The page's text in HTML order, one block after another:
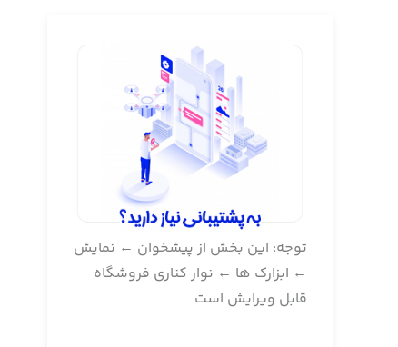
توجه: این بخش از پیشخوان ← نمایش
← ابزارک ها ← نوار کناری فروشگاه
قابل ویرایش است